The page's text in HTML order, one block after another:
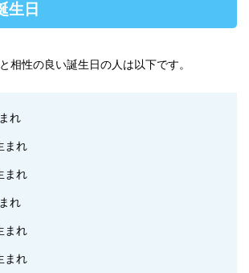
生日
相性の良い誕生日の人は以下です。
れ
まれ
まれ
れ
まれ
まれ